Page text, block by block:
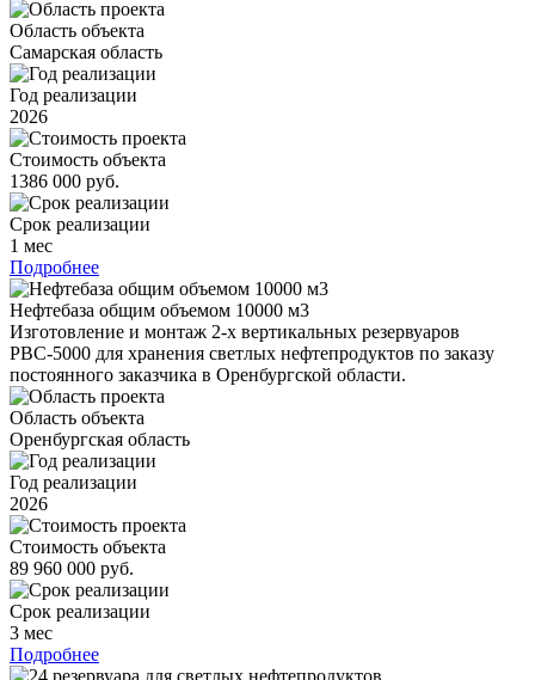
Область объекта
Самарская область
Год реализации
2026
Стоимость объекта
1386 000 руб.
Срок реализации
1 мес
Подробнее
Нефтебаза общим объемом 10000 м3
Изготовление и монтаж 2-х вертикальных резервуаров
РВС-5000 для хранения светлых нефтепродуктов по заказу
постоянного заказчика в Оренбургской области.
Область объекта
Оренбургская область
Год реализации
2026
Стоимость объекта
89 960 000 руб.
Срок реализации
3 мес
Подробнее